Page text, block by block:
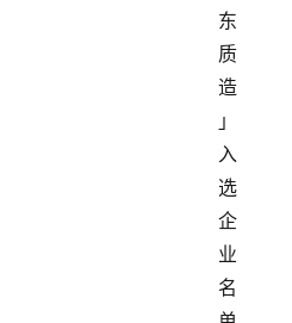
东
质
造
」
入
选
企
业
名